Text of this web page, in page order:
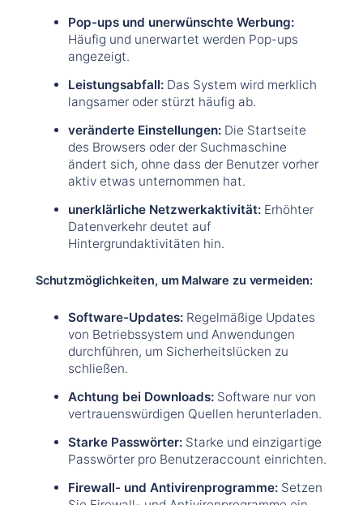
Pop-ups und unerwünschte Werbung:
Häufig und unerwartet werden Pop-ups
angezeigt.
Leistungsabfall:Das System wird merklich
langsamer oder stürzt häufig ab.
veränderte Einstellungen:Die Startseite
des Browsers oder der Suchmaschine
ändert sich, ohne dass der Benutzer vorher
aktiv etwas unternommen hat.
unerklärliche Netzwerkaktivität:Erhöhter
Datenverkehr deutet auf
Hintergrundaktivitäten hin.
Schutzmöglichkeiten, um Malware zu vermeiden:
Software-Updates:Regelmäßige Updates
von Betriebssystem und Anwendungen
durchführen, um Sicherheitslücken zu
schließen.
Achtung bei Downloads:Software nur von
vertrauenswürdigen Quellen herunterladen.
Starke Passwörter:Starke und einzigartige
Passwörter pro Benutzeraccount einrichten.
Firewall- und Antivirenprogramme:Setzen